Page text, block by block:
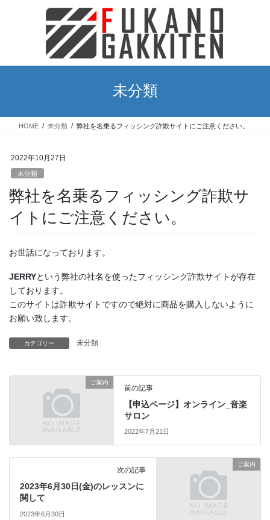
に
ョ
動
未分類
HOME 未分類 弊社を名乗るフィッシング詐欺サイトにご注意ください。
2022年10月27日
未分類
弊社を名乗るフィッシング詐欺サ
イトにご注意ください。
お世話になっております。
JERRYという弊社の社名を使ったフィッシング詐欺サイトが存在
しております。
このサイトは詐欺サイトですので絶対に商品を購入しないように
お願い致します。
カテゴリー 未分類
ご案内
前の記事
【申込ページ】オンライン_音楽
サロン
2022年7月21日
ご案内
次の記事
2023年6月30日(金)のレッスンに
関して
2023年6月30日